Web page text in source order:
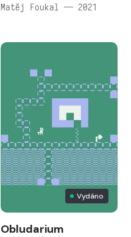
Matěj Foukal — 2021
Vydáno
Obludarium